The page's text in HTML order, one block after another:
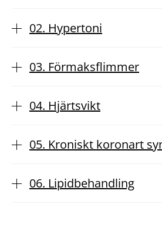
02. Hypertoni
03. Förmaksflimmer
04. Hjärtsvikt
05. Kroniskt koronart
06. Lipidbehandling